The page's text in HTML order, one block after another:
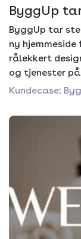
ByggUp
ByggUp tar
ny
rålekkert
og tjenester
Kundecase: